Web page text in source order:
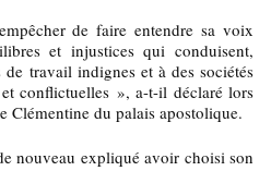
de faire entendre sa voix
et injustices qui conduisent,
travail indignes et à des sociétés
conflictuelles », a-t-il déclaré lors
Clémentine du palais apostolique.
nouveau expliqué avoir choisi son